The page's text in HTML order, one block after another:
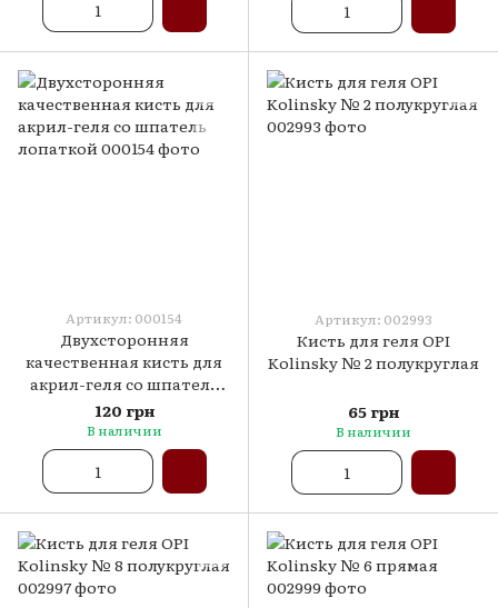
Артикул: 000154
Двухсторонняя
качественная кисть для
акрил-геля со шпатель
лопаткой
120 грн
В наличии
Артикул: 002993
Кисть для геля OPI
Kolinsky № 2 полукруглая
65 грн
В наличии